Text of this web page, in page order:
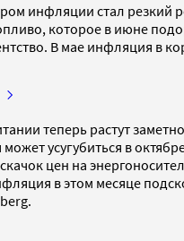
инфляции стал резкий
которое в июне
В мае инфляция в
теперь растут
усугубиться в
цен на
в этом месяце